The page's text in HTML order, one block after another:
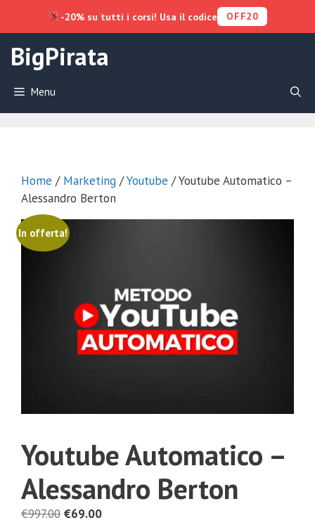
contenuto
BigPirata
Menu
Home / Marketing /Youtube / Youtube Automatico –
Alessandro Berton
In offerta!
Youtube Automatico –
Alessandro Berton
€997.00 Il
€69.00Il
-20% su tutti i corsi! Usa il codice OFF20